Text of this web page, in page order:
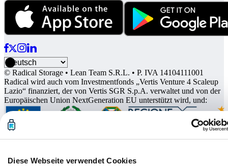
Diese Webseite verwendet Cookies
© Radical Storage • Lean Team S.R.L. • P. IVA 14104111001
Radical wird auch vom Investmentfonds „Vertis Venture 4 Scaleup
Lazio“ finanziert, der von Vertis SGR S.p.A. verwaltet und von der
Europäischen Union NextGeneration EU unterstützt wird, und: